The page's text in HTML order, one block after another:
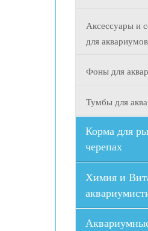
Аксессуары и
для аквариумов
Фоны для
Тумбы для
Корма для
черепах
Химия и